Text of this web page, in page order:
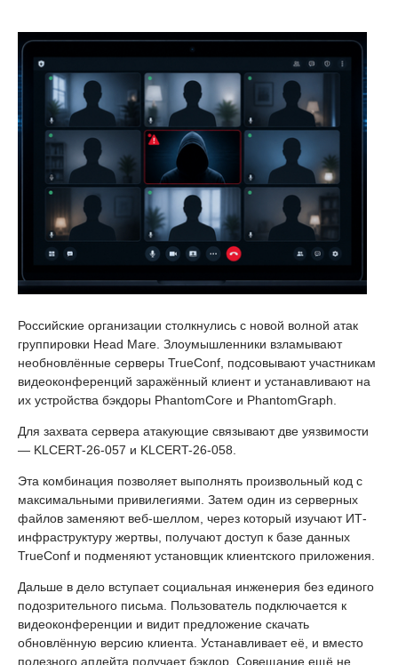
Российские организации столкнулись с новой волной атак
группировки Head Mare. Злоумышленники взламывают
необновлённые серверы TrueConf, подсовывают участникам
видеоконференций заражённый клиент и устанавливают на
их устройства бэкдоры PhantomCore и PhantomGraph.
Для захвата сервера атакующие связывают две уязвимости
— KLCERT-26-057 и KLCERT-26-058.
Эта комбинация позволяет выполнять произвольный код с
максимальными привилегиями. Затем один из серверных
файлов заменяют веб-шеллом, через который изучают ИТ-
инфраструктуру жертвы, получают доступ к базе данных
TrueConf и подменяют установщик клиентского приложения.
Дальше в дело вступает социальная инженерия без единого
подозрительного письма. Пользователь подключается к
видеоконференции и видит предложение скачать
обновлённую версию клиента. Устанавливает её, и вместо
полезного апдейта получает бэкдор. Совещание ещё не